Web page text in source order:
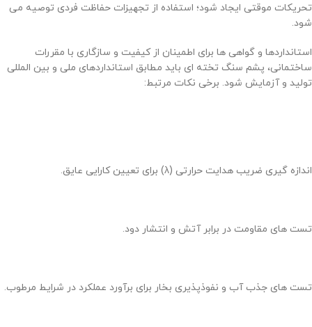
تحریکات موقتی ایجاد شود؛ استفاده از تجهیزات حفاظت فردی توصیه می
شود.
استانداردها و گواهی ها برای اطمینان از کیفیت و سازگاری با مقررات
ساختمانی، پشم سنگ تخته ای باید مطابق استانداردهای ملی و بین المللی
تولید و آزمایش شود. برخی نکات مرتبط:
اندازه گیری ضریب هدایت حرارتی (λ) برای تعیین کارایی عایق.
تست های مقاومت در برابر آتش و انتشار دود.
تست های جذب آب و نفوذپذیری بخار برای برآورد عملکرد در شرایط مرطوب.